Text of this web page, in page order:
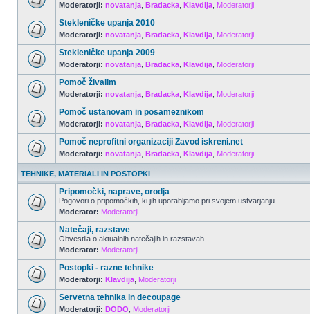
Moderatorji: novatanja Bradacka Klavdija Moderatorji
Stekleničke upanja 2010
Moderatorji: novatanja Bradacka Klavdija Moderatorji
Stekleničke upanja 2009
Moderatorji: novatanja Bradacka Klavdija Moderatorji
Pomoč živalim
Moderatorji: novatanja Bradacka Klavdija Moderatorji
Pomoč ustanovam in posameznikom
Moderatorji: novatanja Bradacka Klavdija Moderatorji
Pomoč neprofitni organizaciji Zavod iskreni.net
Moderatorji: novatanja Bradacka Klavdija Moderatorji
TEHNIKE, MATERIALI IN POSTOPKI
Pripomočki, naprave, orodja
Pogovori o pripomočkih, ki jih uporabljamo pri svojem ustvarjanju
Moderator: Moderatorji
Natečaji, razstave
Obvestila o aktualnih natečajih in razstavah
Moderator: Moderatorji
Postopki - razne tehnike
Moderatorji: Klavdija Moderatorji
Servetna tehnika in decoupage
Moderatorji: DODO Moderatorji